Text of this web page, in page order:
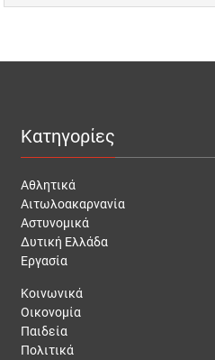
Κατηγορίες
Αθλητικά
Αιτωλοακαρνανία
Αστυνομικά
Δυτική Ελλάδα
Εργασία
Κοινωνικά
Οικονομία
Παιδεία
Πολιτικά